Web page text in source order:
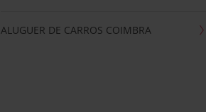
ALUGUER DE CARROS COIMBRA